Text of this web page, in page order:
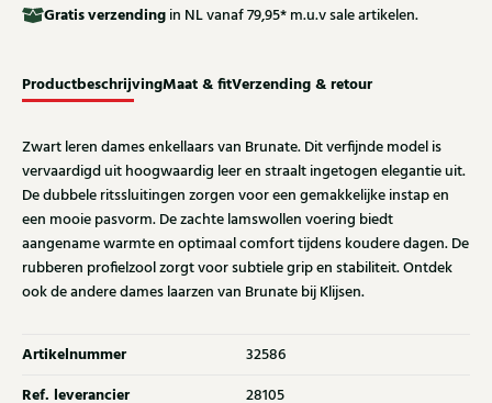
Gratisverzending in NL vanaf 79,95* m.u.v sale artikelen.
ProductbeschrijvingMaat & fitVerzending & retour
Zwart leren dames enkellaars van Brunate. Dit verfijnde model is
vervaardigd uit hoogwaardig leer en straalt ingetogen elegantie uit.
De dubbele ritssluitingen zorgen voor een gemakkelijke instap en
een mooie pasvorm. De zachte lamswollen voering biedt
aangename warmte en optimaal comfort tijdens koudere dagen. De
rubberen profielzool zorgt voor subtiele grip en stabiliteit. Ontdek
ook de andere dames laarzen van Brunate bij Klijsen.
Artikelnummer 32586
Ref. leverancier 28105